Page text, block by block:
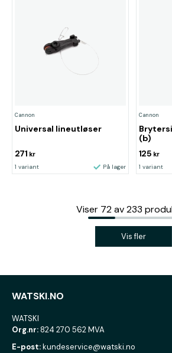
Cannon
Universal lineutløser
271 kr
1 variant På lager
Cannon
(b)
125 kr
1 variant
Viser 72 av 233
Vis fler
WATSKI.NO
WATSKI
Org.nr:824 270 562 MVA
E-post:kundeservice@watski.no